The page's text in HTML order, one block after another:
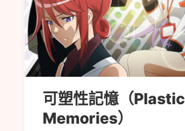
可塑性記憶（Plastic
Memories）